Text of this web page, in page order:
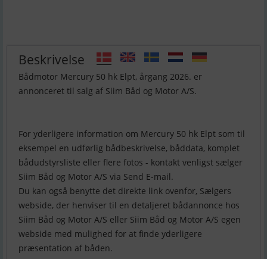
Beskrivelse
Bådmotor Mercury 50 hk Elpt, årgang 2026. er
annonceret til salg af Siim Båd og Motor A/S.
For yderligere information om Mercury 50 hk Elpt som til
eksempel en udførlig bådbeskrivelse, båddata, komplet
bådudstyrsliste eller flere fotos - kontakt venligst sælger
Siim Båd og Motor A/S via Send E-mail.
Du kan også benytte det direkte link ovenfor, Sælgers
webside, der henviser til en detaljeret bådannonce hos
Siim Båd og Motor A/S eller Siim Båd og Motor A/S egen
webside med mulighed for at finde yderligere
præsentation af båden.